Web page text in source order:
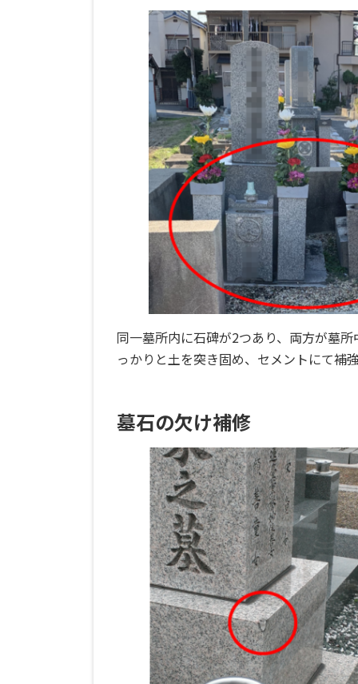
同一墓所内に石碑が2つあり、両方が墓
っかりと土を突き固め、セメントにて補
墓石の欠け補修